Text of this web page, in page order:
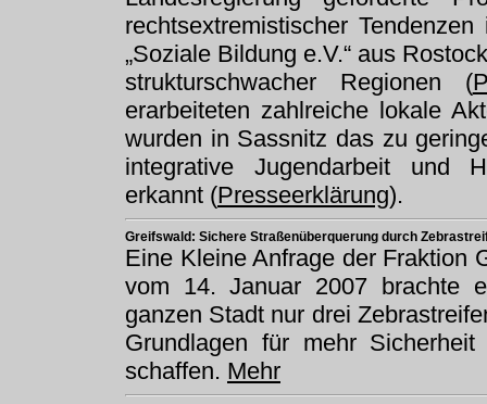
rechtsextremistischer
„Soziale Bildung e.V.“ aus
strukturschwacher Regionen (
erarbeiteten zahlreiche lokale
wurden in Sassnitz das zu
integrative Jugendarbeit und
erkannt (Presseerklärung).
Greifswald: Sichere Straßenüberquerung durch
Eine Kleine Anfrage der Fraktion
vom 14. Januar 2007 brachte
ganzen Stadt nur drei
Grundlagen für mehr
schaffen. Mehr